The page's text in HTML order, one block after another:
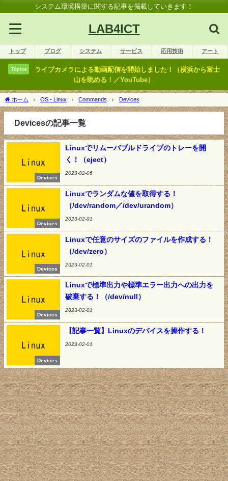
システム環境構築に関する記事を掲載していきます！
LAB4ICT
トップ ブログ システム サービス 応用技術 アート
Topics
ライブカメラによる動画配信を開始しました！（横浜から富士
山を眺める！／YouTube）
ホーム OS - Linux Commands Devices
Devicesの記事一覧
Devices
Linuxでリムーバブルドライブのトレーを開
く！（eject）
2023-02-06
Devices
Linuxでランダムな値を取得する！
（/dev/random／/dev/urandom）
2023-02-01
Devices
Linuxで任意のサイズのファイルを作成する！
（/dev/zero）
2023-02-01
Devices
Linuxで標準出力や標準エラー出力への出力を
破棄する！（/dev/null）
2023-02-01
Devices
【記事一覧】Linuxのデバイスを操作する！
2023-02-01